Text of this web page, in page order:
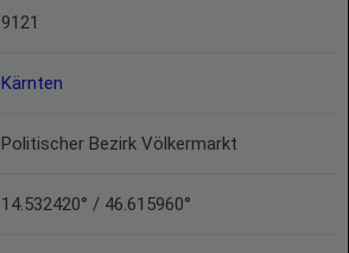
9121
Kärnten
Politischer Bezirk Völkermarkt
14.532420° / 46.615960°